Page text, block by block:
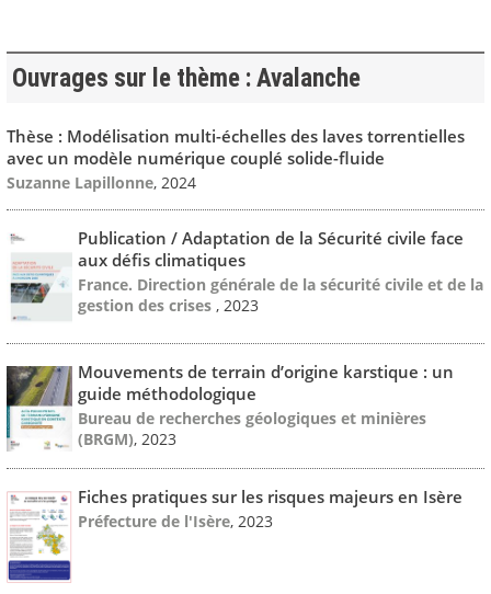
Ouvrages sur le thème : Avalanche
Thèse : Modélisation multi-échelles des laves torrentielles
avec un modèle numérique couplé solide-fluide
Suzanne Lapillonne, 2024
Publication / Adaptation de la Sécurité civile face
aux défis climatiques
France. Direction générale de la sécurité civile et de la
gestion des crises , 2023
Mouvements de terrain d’origine karstique : un
guide méthodologique
Bureau de recherches géologiques et minières
(BRGM), 2023
Fiches pratiques sur les risques majeurs en Isère
Préfecture de l'Isère, 2023